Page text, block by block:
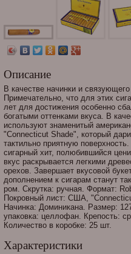
Описание
В качестве начинки и
Примечательно, что для этих
лет для достижения особенно
богатыми оттенками вкуса. В
используют знаменитый
"Connecticut Shade", который
тактильно приятную
сигарный хит, полюбившийся
вкус раскрывается легкими
орехов. Завершает вкусовой
дополнением к сигарам станут
ром. Скрутка: ручная. Формат:
Покровный лист: США,
Начинка: Доминикана. Размер:
упаковка: целлофан. Крепость:
Количество в коробке: 25 шт.
Характеристики